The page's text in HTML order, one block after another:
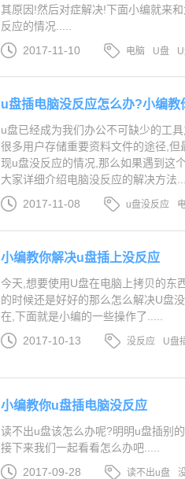
其原因!然后对症解决!下面小编就来
反应的情况.....
2017-11-10
电脑 U盘
u盘插电脑没反应怎么办?小编教
u盘已经成为我们办公不可缺少的工
很多用户存储重要资料文件的途径,
现u盘没反应的情况,那么如果遇到这
大家详细介绍电脑没反应的解决方法
2017-11-08
u盘没反应
小编教你解决u盘插上没反应
今天,想要使用U盘在电脑上拷贝的东
的时候还是好好的那么怎么解决U盘
在,下面就是小编的一些操作了.....
2017-10-13
没反应 U盘
小编教你u盘插电脑没反应
读不出u盘该怎么办呢?明明u盘插别
接下来我们一起看看怎么办吧.....
2017-09-28
读不出u盘